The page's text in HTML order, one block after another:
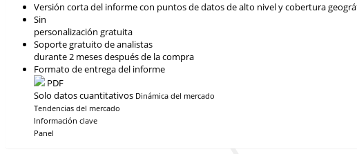
Versión corta del informe con puntos de datos de alto nivel y cobertura
Sin
personalización gratuita
Soporte gratuito de analistas
durante 2 meses después de la compra
Formato de entrega del informe
PDF
Solo datos cuantitativos Dinámica del mercado
Tendencias del mercado
Información clave
Panel